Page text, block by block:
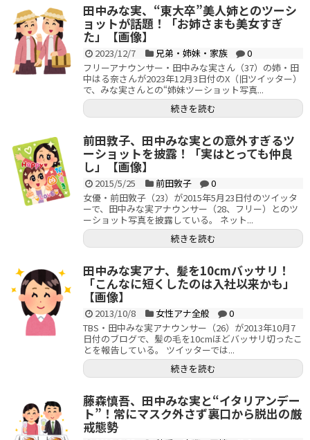
田中みな実、“東大卒”美人姉とのツーシ
ョットが話題！「お姉さまも美女すぎ
た」【画像】
2023/12/7 兄弟・姉妹・家族
0
フリーアナウンサー・田中みな実さん（37）の姉・田
中はる奈さんが2023年12月3日付のX（旧ツイッター）
で、みな実さんとの“姉妹ツーショット写真...
続きを読む
前田敦子、田中みな実との意外すぎるツ
ーショットを披露！「実はとっても仲良
し」【画像】
2015/5/25 前田敦子
0
女優・前田敦子（23）が2015年5月23日付のツイッタ
ーで、田中みな実アナウンサー（28、フリー）とのツ
ーショット写真を披露している。 ネット...
続きを読む
田中みな実アナ、髪を10cmバッサリ！
「こんなに短くしたのは入社以来かも」
【画像】
2013/10/8 女性アナ全般
0
TBS・田中みな実アナウンサー（26）が2013年10月7
日付のブログで、髪の毛を10cmほどバッサリ切ったこ
とを報告している。 ツイッターでは...
続きを読む
藤森慎吾、田中みな実と“イタリアンデー
ト”！常にマスク外さず裏口から脱出の厳
戒態勢